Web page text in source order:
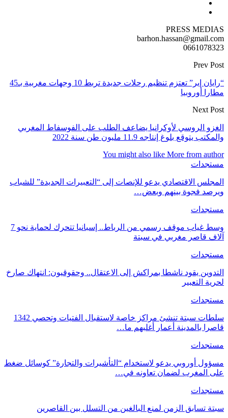
PRESS MEDIAS
barhon.hassan@gmail.com
0661078323
Prev Post
“رايان إير” تعتزم تنظيم رحلات جديدة تربط 10 وجهات مغربية بـ45
مطارا أوروبيا
Next Post
الغزو الروسي لأوكرانيا يضاعف الطلب على الفوسفاط المغربي
والمكتب يتوقع بلوغ إنتاجه 11.9 مليون طن سنة 2022
You might also like More from author
مستجدات
المجلس الاقتصادي يدعو للإنصات إلى “التعبيرات الجديدة” للشباب
ويرصد فجوة بينهم وبعض…
مستجدات
وسط غياب موقف رسمي من الرباط.. إسبانيا تتحرك لحماية نحو 7
آلاف قاصر مغربي في سبتة
مستجدات
التدوين يقود ناشطا بمراكش إلى الاعتقال.. وحقوقيون: انتهاك صارخ
لحرية التعبير
مستجدات
سلطات سبتة تنشئ مراكز خاصة لاستقبال الفتيات وتحصي 1342
قاصرا بالمدينة أعمار أغلبهم ما…
مستجدات
مسؤول أوروبي يدعو لاستخدام “التأشيرات والتجارة” كوسائل ضغط
على المغرب لضمان تعاونه في…
مستجدات
سبتة تسابق الزمن لمنع البالغين من التسلل بين القاصرين